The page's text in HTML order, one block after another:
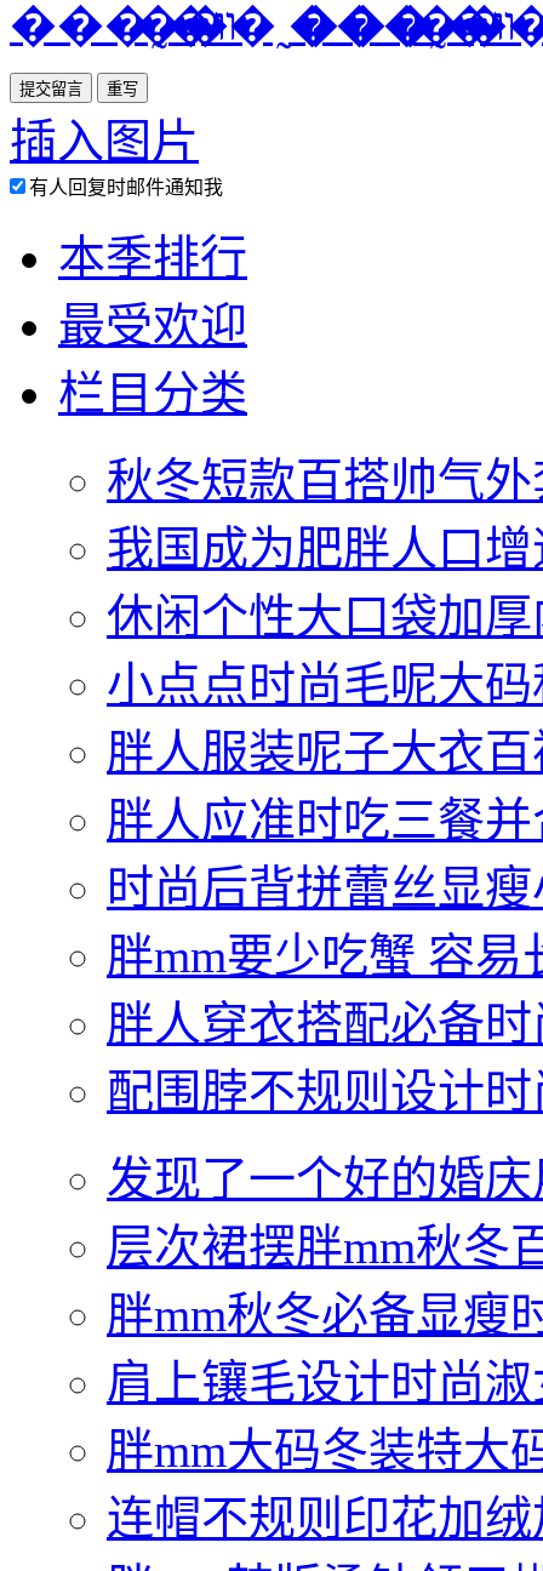
插入图片
有人回复时邮件通知我
本季排行
最受欢迎
栏目分类
秋冬短款百搭帅气
我国成为肥胖人口
休闲个性大口袋加
小点点时尚毛呢大
胖人服装呢子大衣
胖人应准时吃三餐
时尚后背拼蕾丝显
胖mm要少吃蟹 容易
胖人穿衣搭配必备
配围脖不规则设计
发现了一个好的婚
层次裙摆胖mm秋冬
胖mm秋冬必备显瘦
肩上镶毛设计时尚
胖mm大码冬装特大
连帽不规则印花加